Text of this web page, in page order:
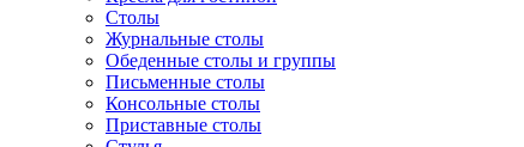
Столы
Журнальные столы
Обеденные столы и группы
Письменные столы
Консольные столы
Приставные столы